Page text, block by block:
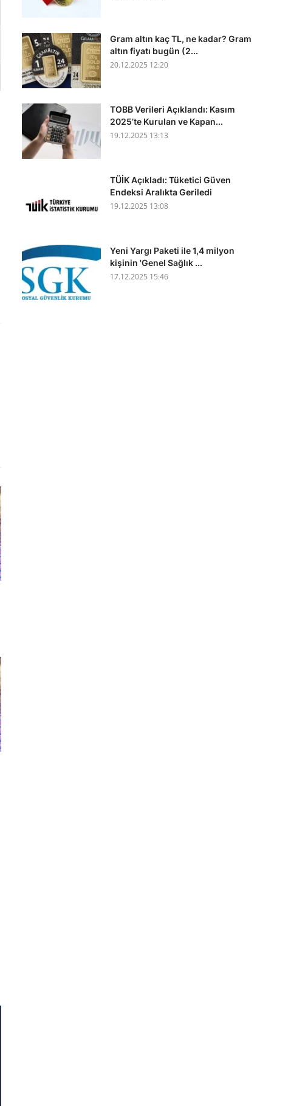
Gram altın kaç TL, ne kadar? Gram
altın fiyatı bugün (2...
20.12.2025 12:20
TOBB Verileri Açıklandı: Kasım
2025’te Kurulan ve Kapan...
19.12.2025 13:13
TÜİK Açıkladı: Tüketici Güven
Endeksi Aralıkta Geriledi
19.12.2025 13:08
Yeni Yargı Paketi ile 1,4 milyon
kişinin 'Genel Sağlık ...
17.12.2025 15:46